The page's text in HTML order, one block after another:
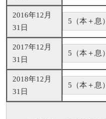
2016年12月
31日
5（本＋息）
2017年12月
31日
5（本＋息）
2018年12月
31日
5（本＋息）